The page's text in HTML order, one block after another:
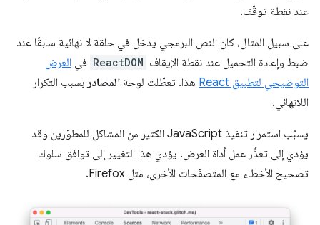
عند نقطة توقّف.
على سبيل المثال، كان النص البرمجي يدخل في حلقة لا نهائية سابقًا عند
ضبط وإعادة التحميل عند نقطة الإيقاف ReactDOM في العرض
التوضيحي لتطبيق React
هذا. تعطّلت لوحة المصادر بسبب التكرار
اللانهائي.
يسبّب استمرار تنفيذ JavaScript الكثير من المشاكل للمطوّرين وقد
يؤدي إلى تعذُّر عمل أداة العرض. يؤدي هذا التغيير إلى توافق سلوك
تصحيح الأخطاء مع المتصفّحات الأخرى، مثل Firefox.